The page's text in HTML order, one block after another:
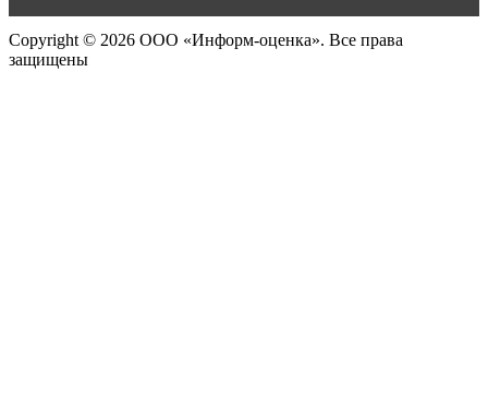
Copyright © 2026 ООО «Информ-оценка». Все права
защищены